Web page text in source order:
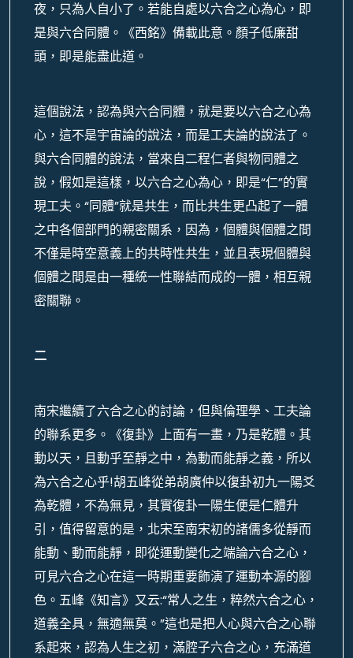
夜，只為人自小了。若能自處以六合之心為心，即
是與六合同體。《西銘》備載此意。顏子低廉甜
頭，即是能盡此道。
這個說法，認為與六合同體，就是要以六合之心為
心，這不是宇宙論的說法，而是工夫論的說法了。
與六合同體的說法，當來自二程仁者與物同體之
說，假如是這樣，以六合之心為心，即是“仁”的實
現工夫。“同體”就是共生，而比共生更凸起了一體
之中各個部門的親密關系，因為，個體與個體之間
不僅是時空意義上的共時性共生，並且表現個體與
個體之間是由一種統一性聯結而成的一體，相互親
密關聯。
二
南宋繼續了六合之心的討論，但與倫理學、工夫論
的聯系更多。《復卦》上面有一畫，乃是乾體。其
動以天，且動乎至靜之中，為動而能靜之義，所以
為六合之心乎!胡五峰從弟胡廣仲以復卦初九一陽爻
為乾體，不為無見，其實復卦一陽生便是仁體升
引，值得留意的是，北宋至南宋初的諸儒多從靜而
能動、動而能靜，即從運動變化之端論六合之心，
可見六合之心在這一時期重要飾演了運動本源的腳
色。五峰《知言》又云:“常人之生，粹然六合之心，
道義全具，無適無莫。”這也是把人心與六合之心聯
系起來，認為人生之初，滿腔子六合之心，充滿道